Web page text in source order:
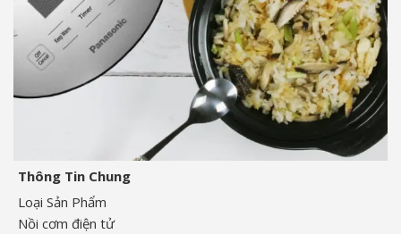
Thông Tin Chung
Loại Sản Phẩm
Nồi cơm điện tử